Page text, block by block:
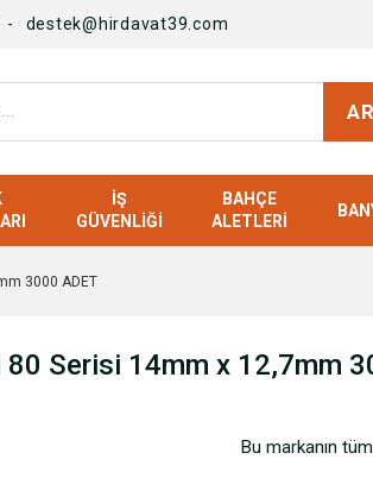
destek@hirdavat39.com
İŞ
GÜVENLIĞI
BAHÇE
ALETLERI
3000 ADET
80 Serisi 14mm x 12,7mm
Bu markanın